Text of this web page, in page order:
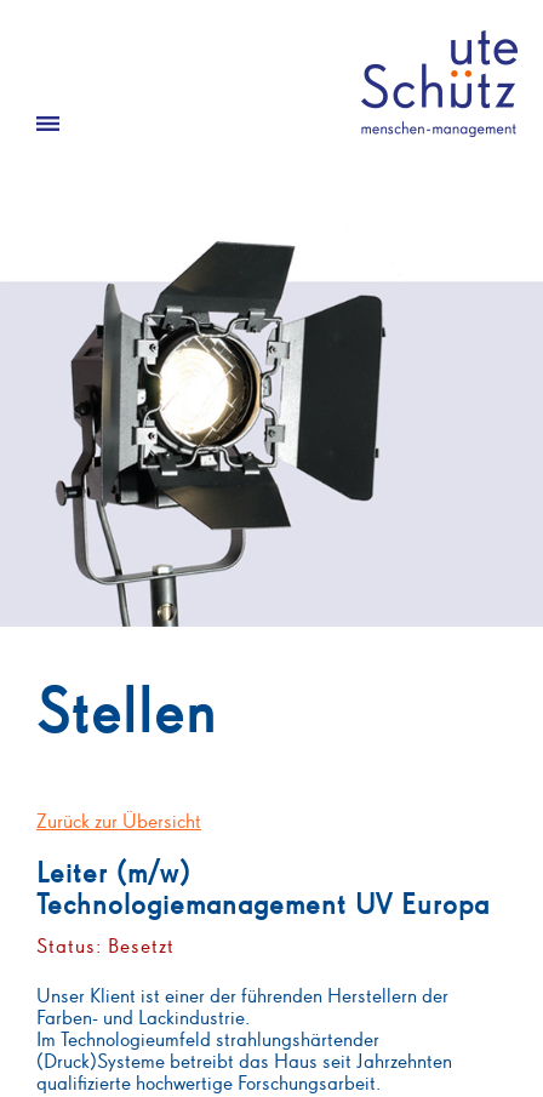
Stellen
Zurück zur Übersicht
Leiter (m/w)
Technologiemanagement UV Europa
Status: Besetzt
Unser Klient ist einer der führenden Herstellern der
Farben- und Lackindustrie.
Im Technologieumfeld strahlungshärtender
(Druck)Systeme betreibt das Haus seit Jahrzehnten
qualifizierte hochwertige Forschungsarbeit.